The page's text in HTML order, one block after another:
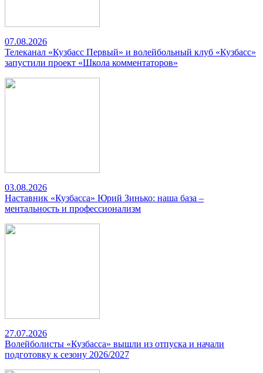
07.08.2026
Телеканал «Кузбасс Первый» и волейбольный клуб «Кузбасс»
запустили проект «Школа комментаторов»
03.08.2026
Наставник «Кузбасса» Юрий Зинько: наша база –
ментальность и профессионализм
27.07.2026
Волейболисты «Кузбасса» вышли из отпуска и начали
подготовку к сезону 2026/2027